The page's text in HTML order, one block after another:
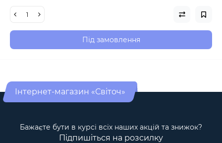
Під замовлення
Інтернет-магазин «Світоч»
Бажаєте бути в курсі всіх наших акцій та знижок?
Підпишіться на розсилку